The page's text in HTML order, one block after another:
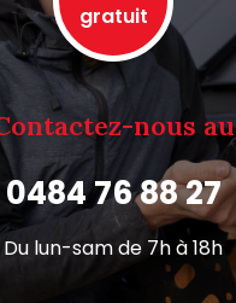
gratuit
nous au
0484 76 88 27
Du lun-sam de 7h à 18h